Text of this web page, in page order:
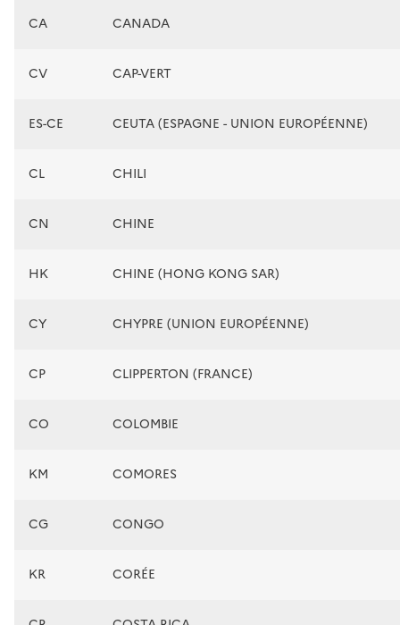
CA CANADA
CV CAP-VERT
ES-CE CEUTA (ESPAGNE - UNION EUROPÉENNE)
CL CHILI
CN CHINE
HK CHINE (HONG KONG SAR)
CY CHYPRE (UNION EUROPÉENNE)
CP CLIPPERTON (FRANCE)
CO COLOMBIE
KM COMORES
CG CONGO
KR CORÉE